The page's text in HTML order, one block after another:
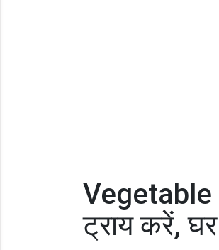
Vegetable
ट्राय करें,